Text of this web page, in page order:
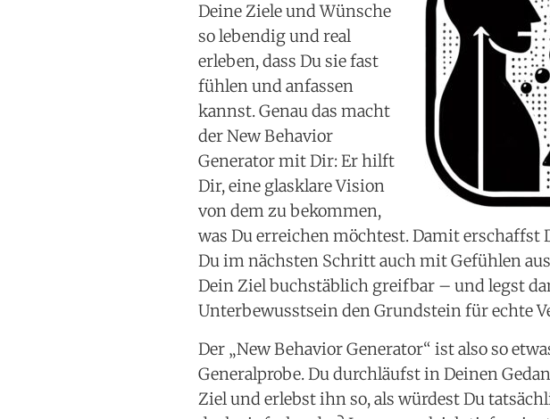
Deine Ziele und Wünsche
so lebendig und real
erleben, dass Du sie fast
fühlen und anfassen
kannst. Genau das macht
der New Behavior
Generator mit Dir: Er hilft
Dir, eine glasklare Vision
von dem zu bekommen,
was Du erreichen möchtest. Damit erschaffst
Du im nächsten Schritt auch mit Gefühlen
Dein Ziel buchstäblich greifbar – und legst
Unterbewusstsein den Grundstein für echte
Der „New Behavior Generator“ ist also so
Generalprobe. Du durchläufst in Deinen
Ziel und erlebst ihn so, als würdest Du